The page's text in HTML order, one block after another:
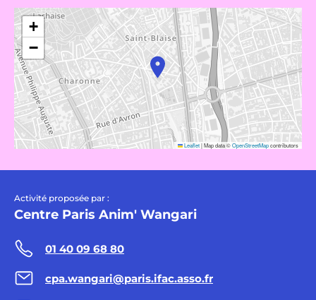
+
−
Leaflet|Map data ©OpenStreetMapcontributors
Activité proposée par :
Centre Paris Anim' Wangari
01 40 09 68 80
cpa.wangari@paris.ifac.asso.fr